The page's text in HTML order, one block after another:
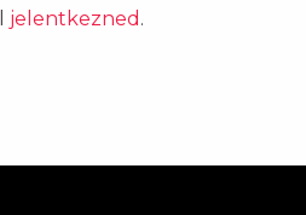
jelentkezned .